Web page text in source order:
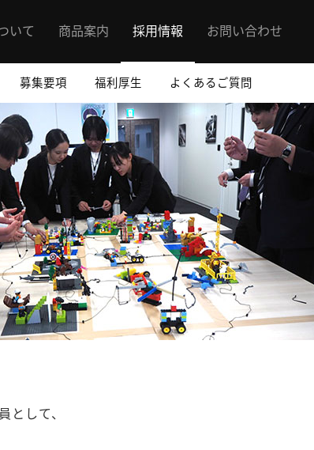
いて 商品案内 採用情報 お問い合わせ
募集要項 福利厚生 よくあるご質問
として、